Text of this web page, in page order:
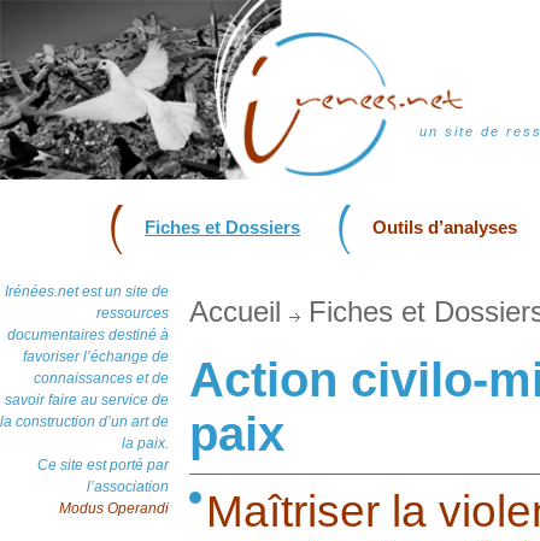
un site de
Fiches et Dossiers Outils d’analyses
Irénées.net est un site de
ressources
documentaires destiné à
favoriser l’échange de
connaissances et de
savoir faire au service de
la construction d’un art de
la paix.
Ce site est porté par
l’association
Modus Operandi
Accueil Fiches et
Action civilo-
paix
Maîtriser la